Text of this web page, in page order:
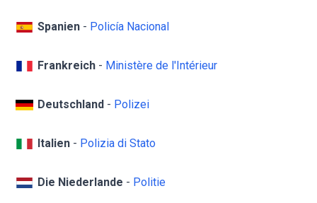
Spanien - Policía Nacional
Frankreich - Ministère de l'Intérieur
Deutschland - Polizei
Italien - Polizia di Stato
Die Niederlande - Politie